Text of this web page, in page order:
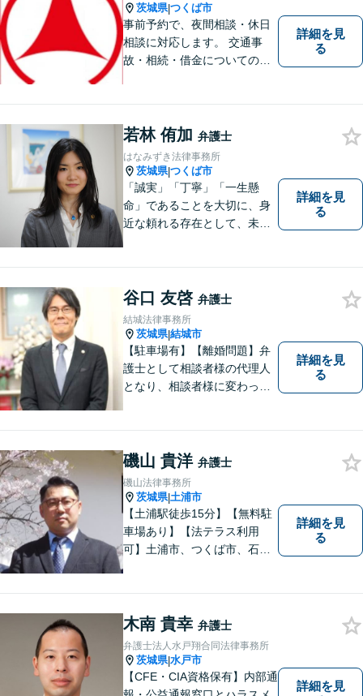
茨城県|つくば市
事前予約で、夜間相談・休日
相談に対応します。 交通事
故・相続・借金についてのご
詳細を見
る
若林 侑加 弁護士
はなみずき法律事務所
茨城県|つくば市
「誠実」「丁寧」「一生懸
命」であることを大切に、身
近な頼れる存在として、未来
詳細を見
る
谷口 友啓 弁護士
結城法律事務所
茨城県|結城市
【駐車場有】【離婚問題】弁
護士として相談者様の代理人
となり、相談者様に変わって
解決をサポートさせていただ
きますので、是非ご相談くだ
さい。
詳細を見
る
磯山 貴洋 弁護士
磯山法律事務所
茨城県|土浦市
【土浦駅徒歩15分】【無料駐
車場あり】【法テラス利用
可】土浦市、つくば市、石岡
す。
詳細を見
る
木南 貴幸 弁護士
弁護士法人水戸翔合同法律事務所
茨城県|水戸市
【CFE・CIA資格保有】内部通
詳細を見